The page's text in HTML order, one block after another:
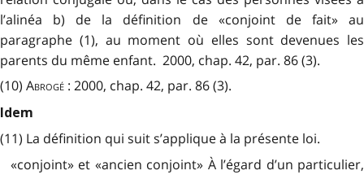
l’alinéa b) de la définition de «conjoint de fait» au
paragraphe (1), au moment où elles sont devenues les
parents du même enfant. 2000, chap. 42, par. 86 (3).
(10) Abrogé : 2000, chap. 42, par. 86 (3).
Idem
(11) La définition qui suit s’applique à la présente loi.
«conjoint» et «ancien conjoint» À l’égard d’un particulier,